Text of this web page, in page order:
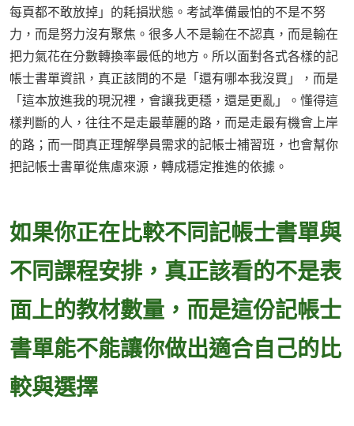
每頁都不敢放掉」的耗損狀態。考試準備最怕的不是不努
力，而是努力沒有聚焦。很多人不是輸在不認真，而是輸在
把力氣花在分數轉換率最低的地方。所以面對各式各樣的記
帳士書單資訊，真正該問的不是「還有哪本我沒買」，而是
「這本放進我的現況裡，會讓我更穩，還是更亂」。懂得這
樣判斷的人，往往不是走最華麗的路，而是走最有機會上岸
的路；而一間真正理解學員需求的記帳士補習班，也會幫你
把記帳士書單從焦慮來源，轉成穩定推進的依據。
如果你正在比較不同記帳士書單與
不同課程安排，真正該看的不是表
面上的教材數量，而是這份記帳士
書單能不能讓你做出適合自己的比
較與選擇